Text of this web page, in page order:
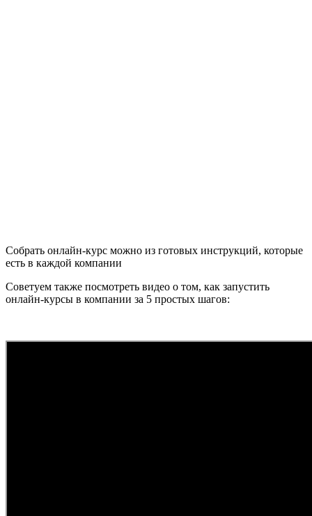
Собрать онлайн-курс можно из готовых инструкций, которые
есть в каждой компании
Советуем также посмотреть видео о том, как запустить
онлайн-курсы в компании за 5 простых шагов: